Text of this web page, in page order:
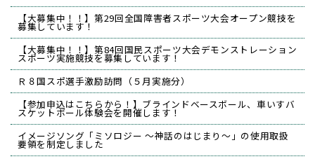
【大募集中！！】第29回全国障害者スポーツ大会オープン競技を
募集しています！
【大募集中！！】第84回国民スポーツ大会デモンストレーション
スポーツ実施競技を募集しています！
Ｒ８国スポ選手激励訪問（５月実施分）
【参加申込はこちらから！】ブラインドベースボール、車いすバ
スケットボール体験会を開催します！
イメージソング「ミソロジー ～神話のはじまり～」の使用取扱
要領を制定しました